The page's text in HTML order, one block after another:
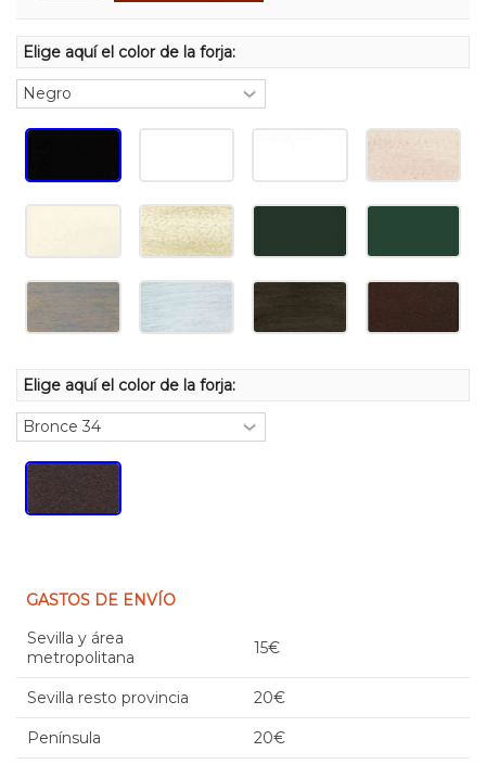
Elige aquí el color de la forja:
Elige aquí el color de la forja:
GASTOS DE ENVÍO
Sevilla y área
metropolitana
15€
Sevilla resto provincia 20€
Península 20€